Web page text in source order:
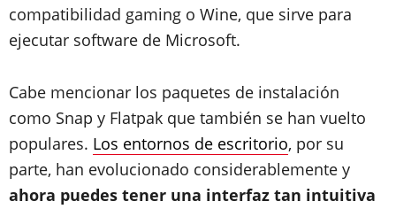
compatibilidad gaming o Wine, que sirve para
ejecutar software de Microsoft.
Cabe mencionar los paquetes de instalación
como Snap y Flatpak que también se han vuelto
populares. Los entornos de escritorio, por su
parte, han evolucionado considerablemente y
ahora puedes tener una interfaz tan intuitiva